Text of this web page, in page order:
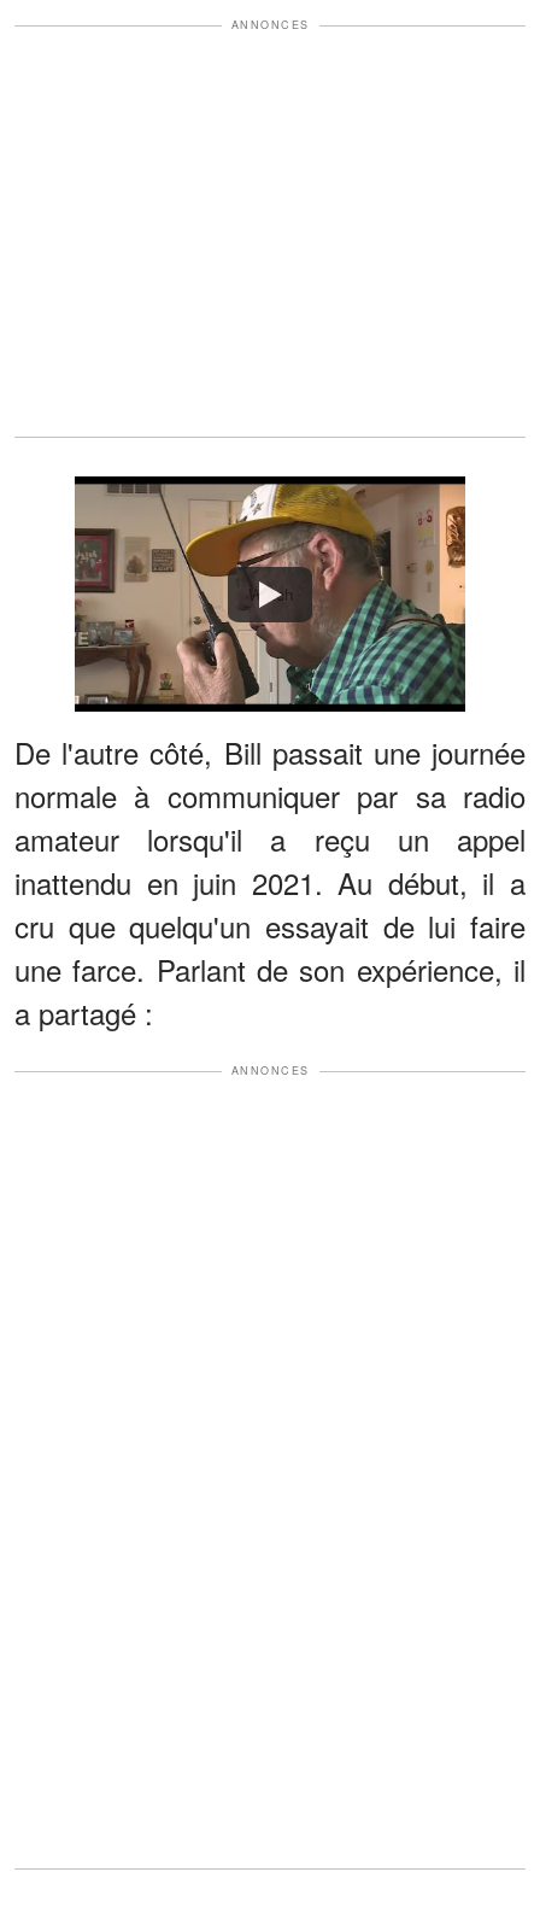
ANNONCES
Watch
De l'autre côté, Bill passait une journée
normale à communiquer par sa radio
amateur lorsqu'il a reçu un appel
inattendu en juin 2021. Au début, il a
cru que quelqu'un essayait de lui faire
une farce. Parlant de son expérience, il
a partagé :
ANNONCES